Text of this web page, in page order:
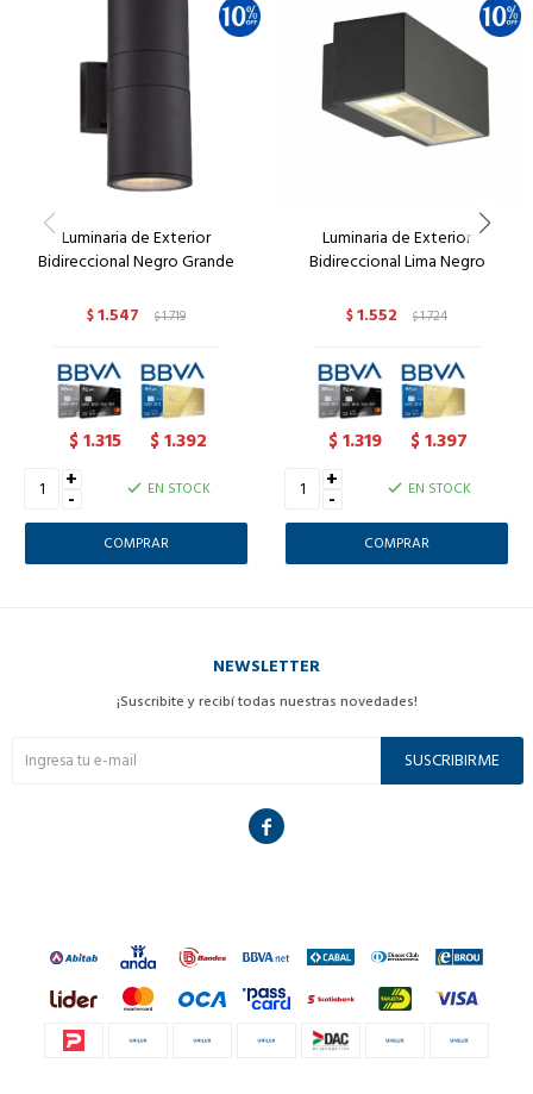
Luminaria de Exterior
Bidireccional Negro Grande
$1.547 $1.719
$1.315 $1.392
+
- EN STOCK
Luminaria de Exterior
Bidireccional Lima Negro
$1.552 $1.724
$1.319 $1.397
+
- EN STOCK
NEWSLETTER
¡Suscribite y recibí todas nuestras novedades!
SUSCRIBIRME
